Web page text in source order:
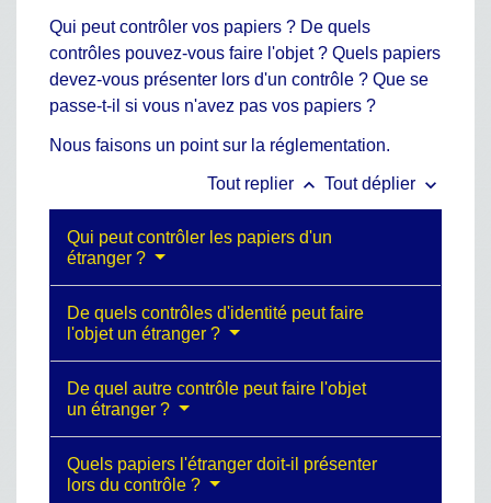
Qui peut contrôler vos papiers ? De quels
contrôles pouvez-vous faire l'objet ? Quels papiers
devez-vous présenter lors d'un contrôle ? Que se
passe-t-il si vous n'avez pas vos papiers ?
Nous faisons un point sur la réglementation.
Tout replier keyboard_arrow_up Tout déplier keyboard_arrow_down
Qui peut contrôler les papiers d'un
étranger ?
De quels contrôles d'identité peut faire
l'objet un étranger ?
De quel autre contrôle peut faire l'objet
un étranger ?
Quels papiers l'étranger doit-il présenter
lors du contrôle ?